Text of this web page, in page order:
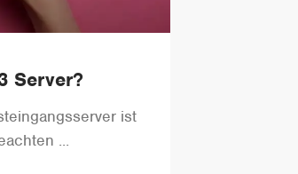
Server?
ist